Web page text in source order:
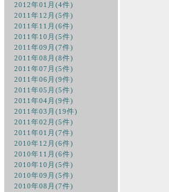
2012年01月(4件)
2011年12月(5件)
2011年11月(6件)
2011年10月(5件)
2011年09月(7件)
2011年08月(8件)
2011年07月(5件)
2011年06月(9件)
2011年05月(5件)
2011年04月(9件)
2011年03月(19件)
2011年02月(5件)
2011年01月(7件)
2010年12月(6件)
2010年11月(6件)
2010年10月(5件)
2010年09月(5件)
2010年08月(7件)